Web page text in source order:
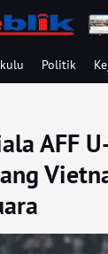
Politik
AFF